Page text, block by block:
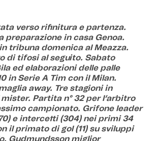
verso rifinitura e partenza.
preparazione in casa Genoa.
tribuna domenica al Meazza.
di tifosi al seguito. Sabato
ed elaborazioni delle palle
in Serie A Tim con il Milan.
away. Tre stagioni in
Partita n° 32 per l’arbitro
campionato. Grifone leader
e intercetti (304) nei primi 34
il primato di gol (11) su sviluppi
Gudmundsson miglior